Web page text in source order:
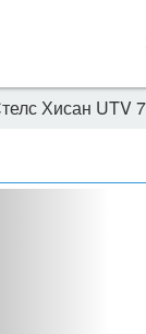
Хисан UTV